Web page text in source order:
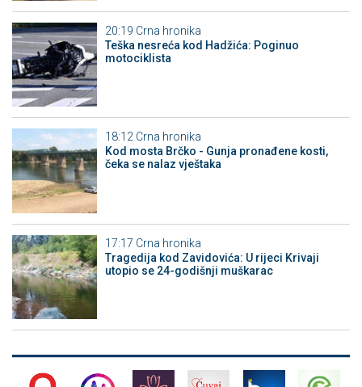
20:19 Crna hronika
Teška nesreća kod Hadžića: Poginuo
motociklista
18:12 Crna hronika
Kod mosta Brčko - Gunja pronađene kosti,
čeka se nalaz vještaka
17:17 Crna hronika
Tragedija kod Zavidovića: U rijeci Krivaji
utopio se 24-godišnji muškarac